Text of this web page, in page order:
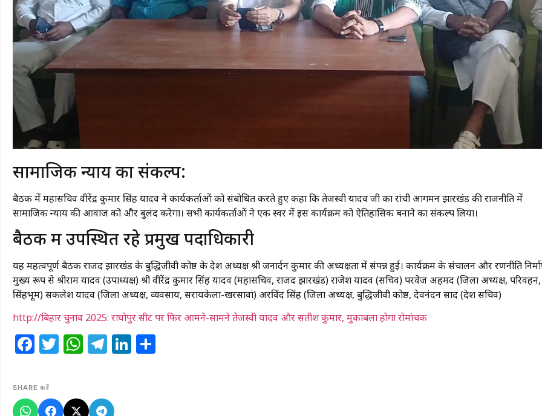
सामाजिक न्याय का संकल्प:
बैठक में महासचिव वीरेंद्र कुमार सिंह यादव ने कार्यकर्ताओं को संबोधित करते हुए कहा कि तेजस्वी यादव जी का रांची आगमन झारखंड की राजनीति में
सामाजिक न्याय की आवाज को और बुलंद करेगा। सभी कार्यकर्ताओं ने एक स्वर में इस कार्यक्रम को ऐतिहासिक बनाने का संकल्प लिया।
​बैठक में उपस्थित रहे प्रमुख पदाधिकारी
यह महत्वपूर्ण बैठक राजद झारखंड के बुद्धिजीवी प्रकोष्ठ के प्रदेश अध्यक्ष श्री जनार्दन कुमार की अध्यक्षता में संपन्न हुई। कार्यक्रम के संचालन और रणनीति
मुख्य रूप से श्रीराम यादव (उपाध्यक्ष) श्री वीरेंद्र कुमार सिंह यादव (महासचिव, राजद झारखंड) राजेश यादव (सचिव) परवेज अहमद (जिला अध्यक्ष, परिवहन,
सिंहभूम) सकलेश यादव (जिला अध्यक्ष, व्यवसाय, सरायकेला-खरसावां) अरविंद सिंह (जिला अध्यक्ष, बुद्धिजीवी प्रकोष्ठ, देवनंदन प्रसाद (प्रदेश सचिव)
http://बिहार चुनाव 2025: राघोपुर सीट पर फिर आमने-सामने तेजस्वी यादव और सतीश कुमार, मुकाबला होगा रोमांचक
Facebook
Twitter
WhatsApp
Telegram
LinkedIn
SHARE करें